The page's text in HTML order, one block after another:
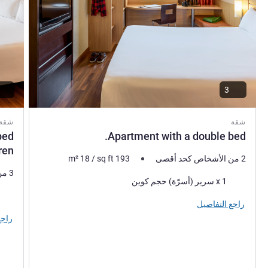
شقة
Apartment with a double bed.
2 من الأشخاص كحد أقصى m² 18 /sq ft 193
فرش السرير
1 x سرير (أسرّة) حجم كوين
راجع التفاصيل
3 من الأشخاص كحد أقصى